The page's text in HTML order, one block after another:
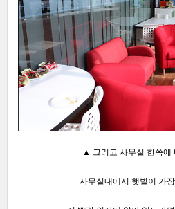
▲ 그리고 사무실 한쪽에
사무실내에서 햇볕이 가